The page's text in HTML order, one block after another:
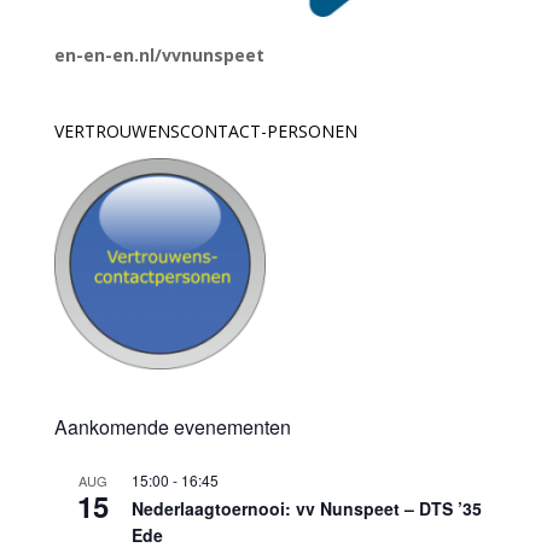
en-en-en.nl/vvnunspeet
VERTROUWENSCONTACT-PERSONEN
Aankomende evenementen
AUG
15
15:00 - 16:45
Nederlaagtoernooi: vv Nunspeet – DTS ’35
Ede